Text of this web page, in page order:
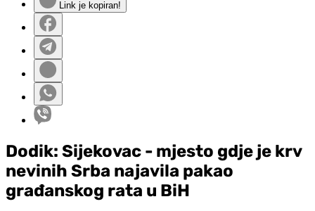
Link je kopiran!
Dodik: Sijekovac - mjesto gdje je krv
nevinih Srba najavila pakao
građanskog rata u BiH